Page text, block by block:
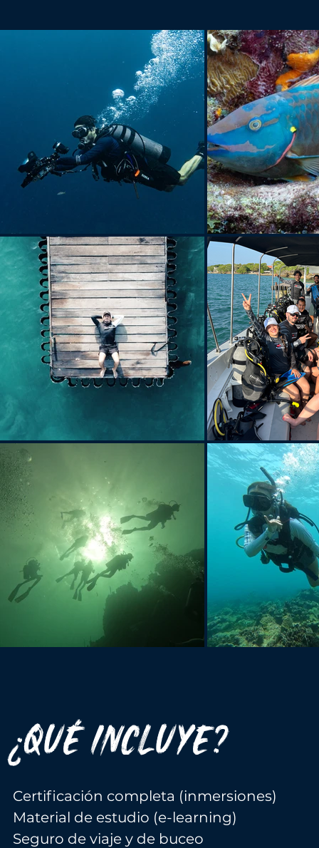
¿QUÉ INCLUYE?
Certificación completa (inmersiones)
Material de estudio (e-learning)
Seguro de viaje y de buceo